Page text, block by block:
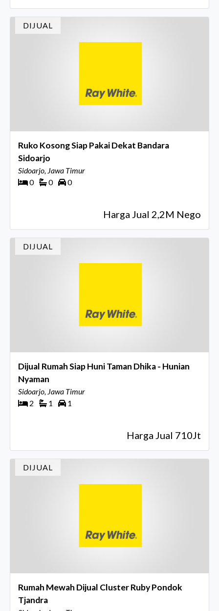
DIJUAL
Ruko Kosong Siap Pakai Dekat Bandara
Sidoarjo
Sidoarjo, Jawa Timur
0
0 0
Harga Jual 2,2M Nego
DIJUAL
Dijual Rumah Siap Huni Taman Dhika - Hunian
Nyaman
Sidoarjo, Jawa Timur
2
1 1
Harga Jual 710Jt
DIJUAL
Rumah Mewah Dijual Cluster Ruby Pondok
Tjandra